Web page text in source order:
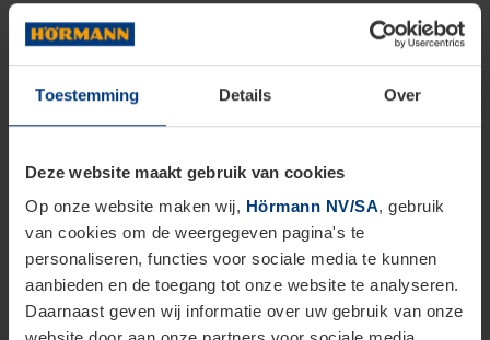
Toestemming Details Over
Deze website maakt gebruik van cookies
Op onze website maken wij, Hörmann NV/SA, gebruik
van cookies om de weergegeven pagina's te
personaliseren, functies voor sociale media te kunnen
aanbieden en de toegang tot onze website te analyseren.
Daarnaast geven wij informatie over uw gebruik van onze